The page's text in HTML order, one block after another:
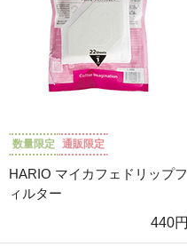
数量限定 通販限定
HARIO マイカフェドリップフ
ィルター
440円